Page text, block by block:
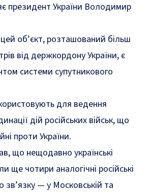
президент України Володимир
об’єкт, розташований більш
від держкордону України, є
системи супутникового
для ведення
дій російських військ, що
проти України.
що нещодавно українські
ще чотири аналогічні російські
зв’язку — у Московській та